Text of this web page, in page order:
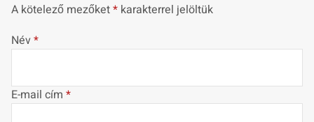
A kötelező mezőket* karakterrel jelöltük
Név*
E-mail cím *